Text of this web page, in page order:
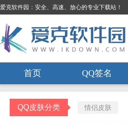
爱克软件园：安全、高速、放心的专业下载站！
首页 QQ签名
QQ皮肤分类 情侣皮肤